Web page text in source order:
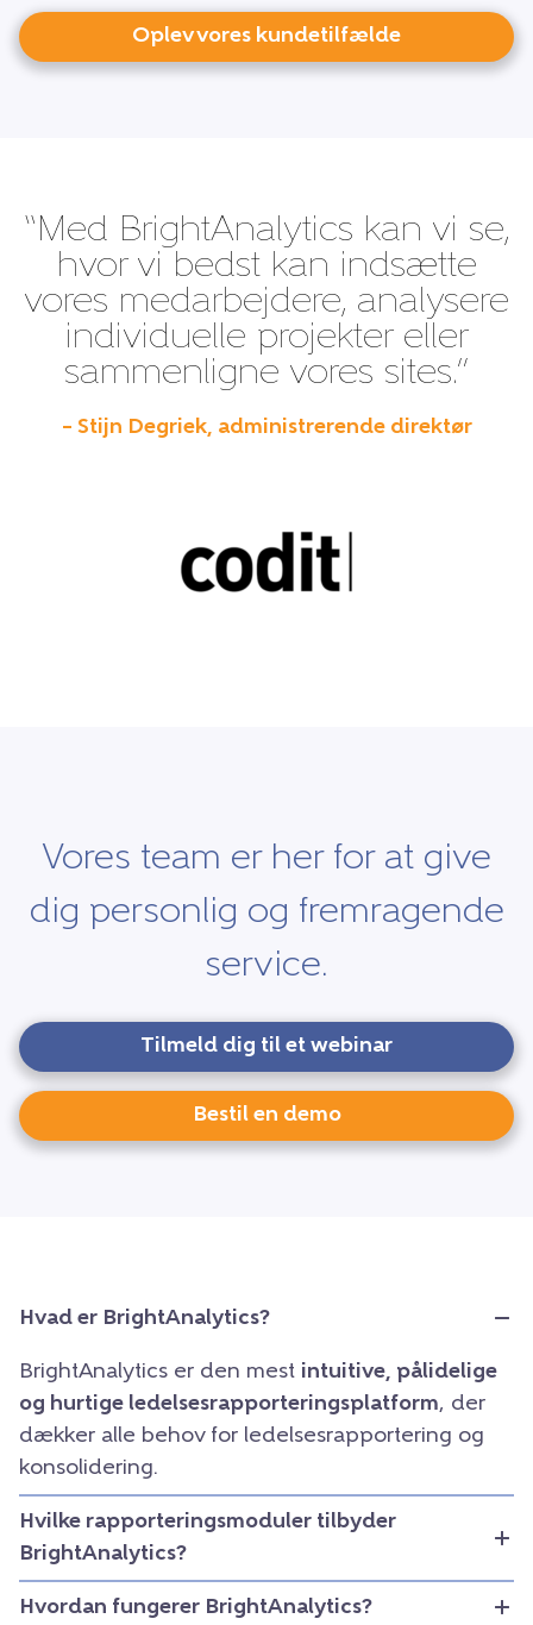
Oplev vores kundetilfælde
“Med BrightAnalytics kan vi se,
hvor vi bedst kan indsætte
vores medarbejdere, analysere
individuelle projekter eller
sammenligne vores sites.”
– Stijn Degriek, administrerende direktør
Vores team er her for at give
dig personlig og fremragende
service.
Tilmeld dig til et webinar
Bestil en demo
Hvad er BrightAnalytics?
BrightAnalytics er den mest intuitive, pålidelige
og hurtige ledelsesrapporteringsplatform, der
dækker alle behov for ledelsesrapportering og
konsolidering.
Hvilke rapporteringsmoduler tilbyder
BrightAnalytics?
Hvordan fungerer BrightAnalytics?